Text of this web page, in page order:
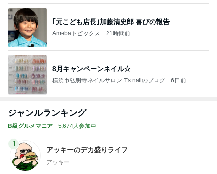
8月キャンペーンネイル☆
横浜市弘明寺ネイルサロン T's nailのブログ
ジャンルランキング
B級グルメマニア 5,674人参加中
アッキー
ガデュ